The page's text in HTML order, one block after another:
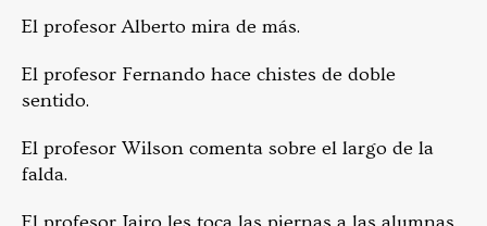
El profesor Alberto mira de más.
El profesor Fernando hace chistes de doble
sentido.
El profesor Wilson comenta sobre el largo de la
falda.